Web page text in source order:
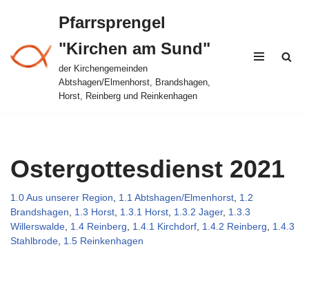
Inhalt
springen
Pfarrsprengel
"Kirchen am Sund"
der Kirchengemeinden
Abtshagen/Elmenhorst, Brandshagen,
Horst, Reinberg und Reinkenhagen
Ostergottesdienst 2021
1.0 Aus unserer Region, 1.1 Abtshagen/Elmenhorst, 1.2
Brandshagen, 1.3 Horst, 1.3.1 Horst, 1.3.2 Jager, 1.3.3
Willerswalde, 1.4 Reinberg, 1.4.1 Kirchdorf, 1.4.2 Reinberg, 1.4.3
Stahlbrode, 1.5 Reinkenhagen